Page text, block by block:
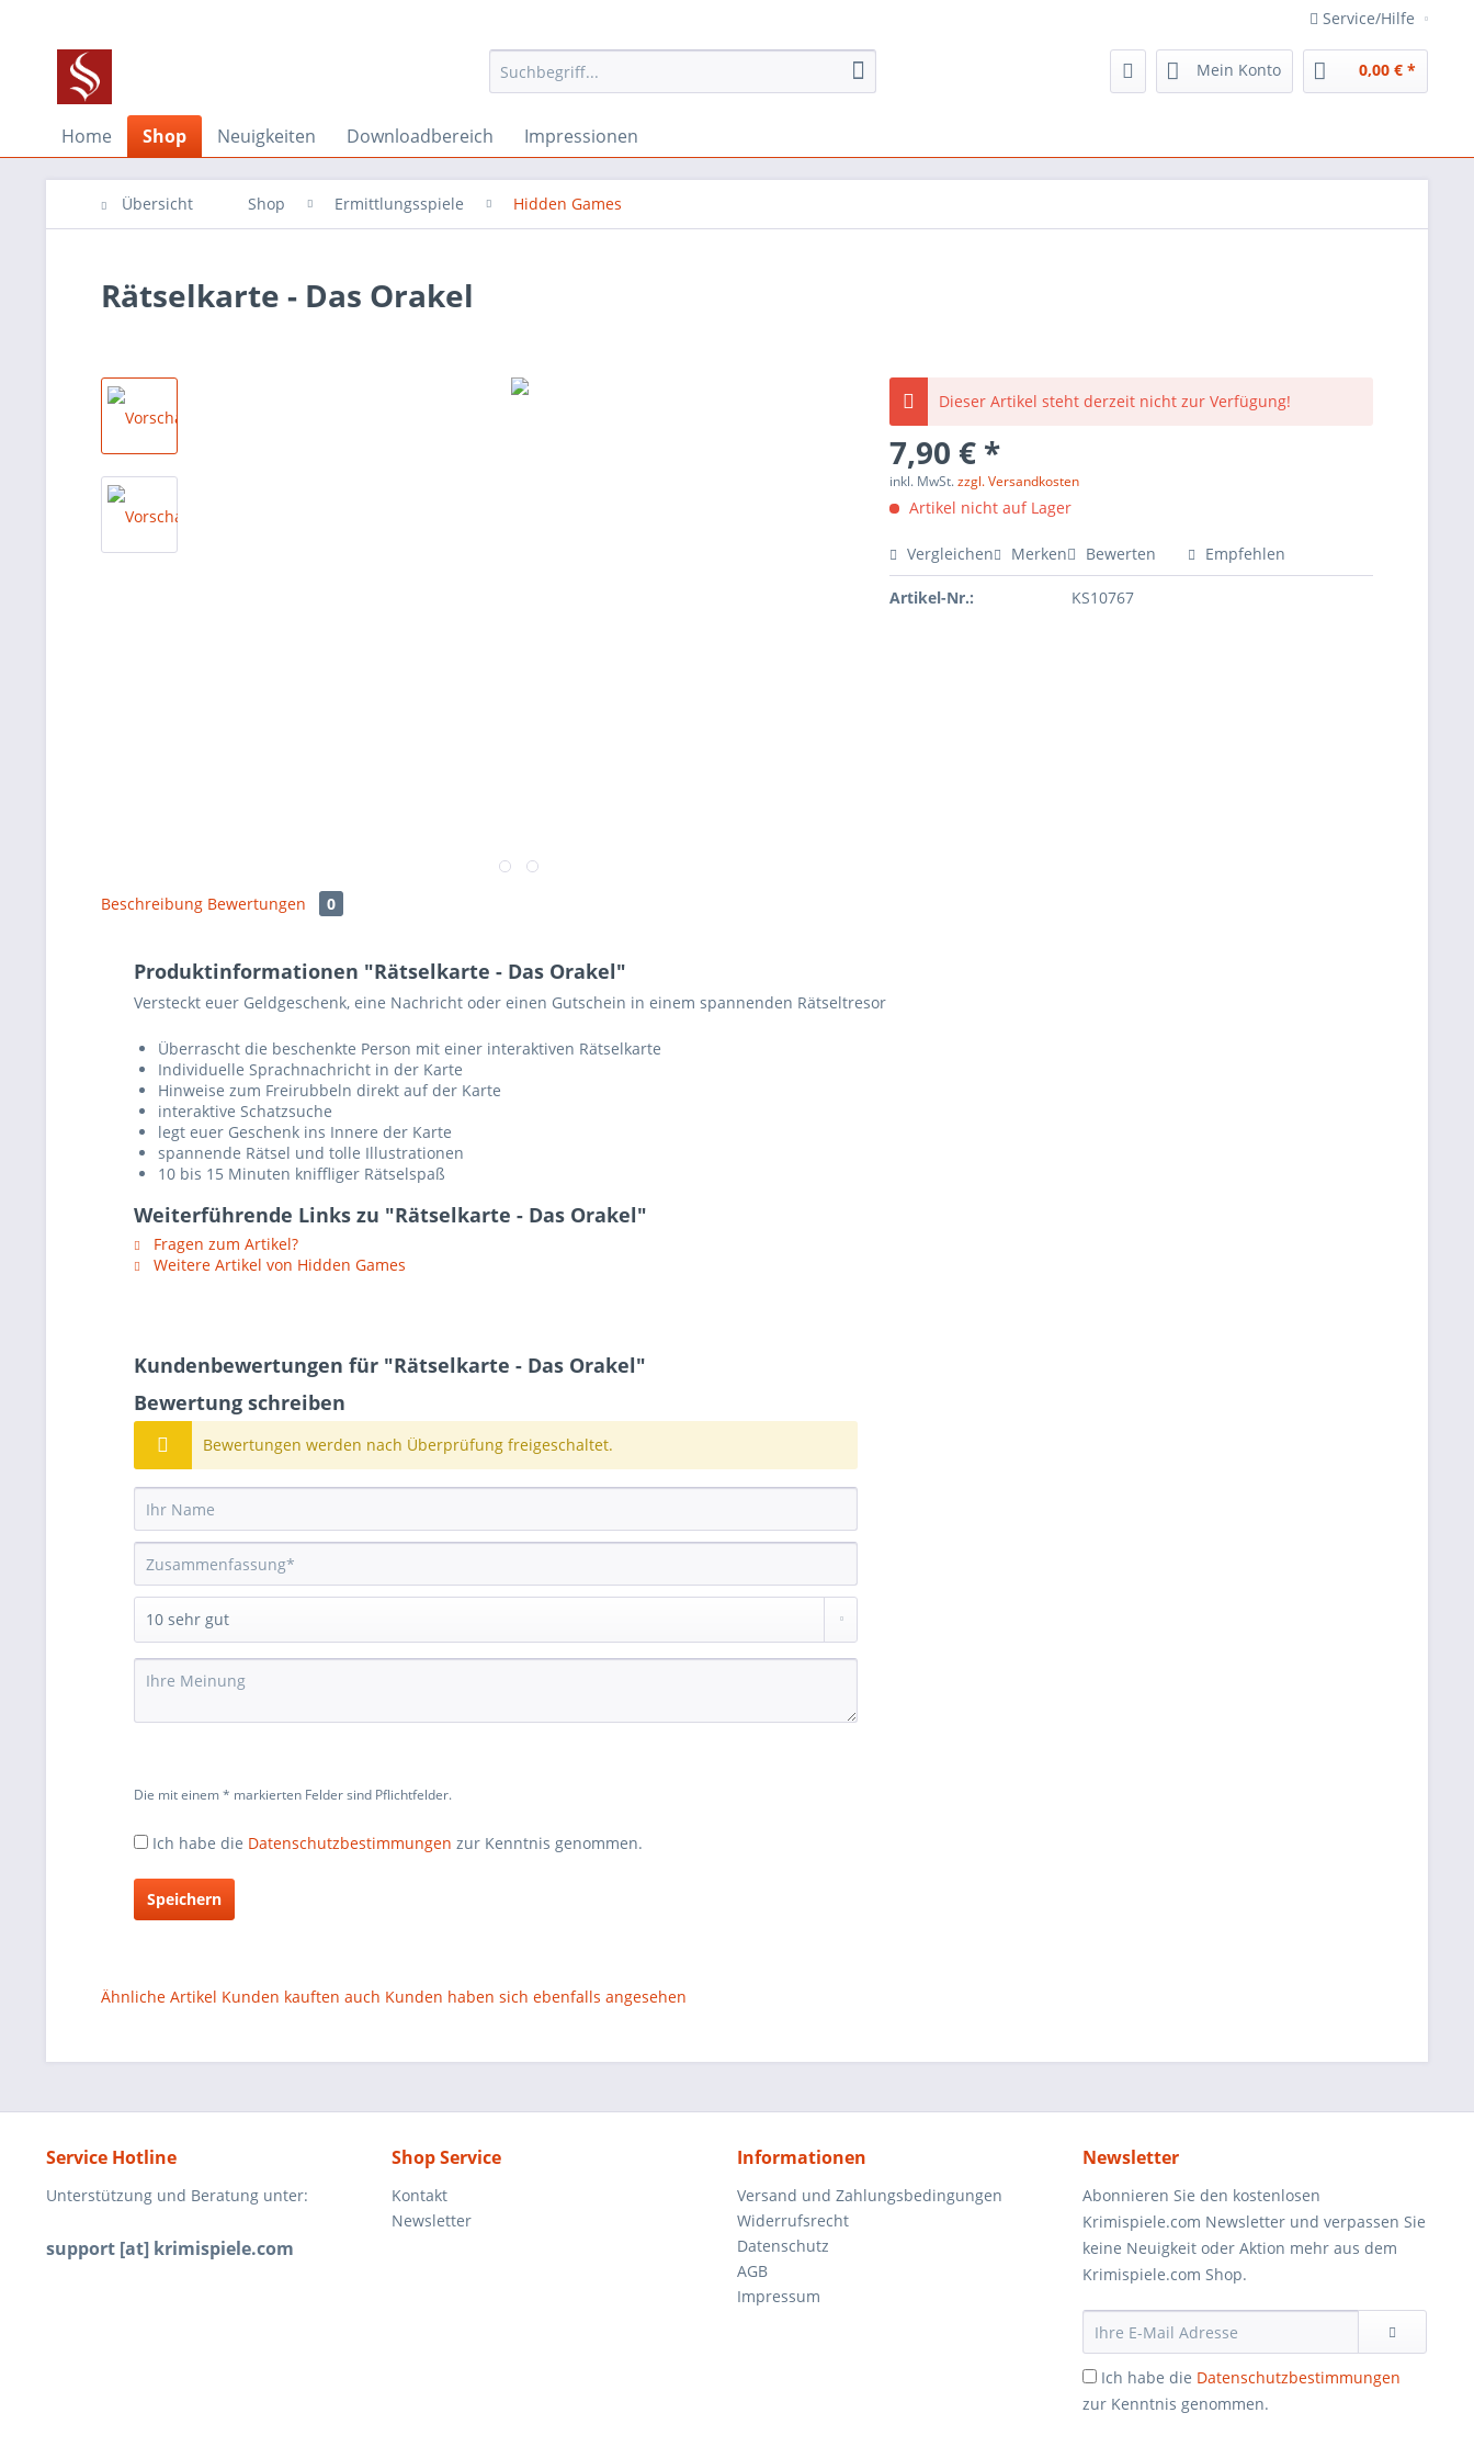
Service/Hilfe
Mein Konto 0,00 € *
Home Shop Neuigkeiten Downloadbereich Impressionen
Übersicht Shop Ermittlungsspiele Hidden Games
Rätselkarte - Das Orakel
Dieser Artikel steht derzeit nicht zur Verfügung!
7,90 € *
inkl. MwSt.zzgl. Versandkosten
Artikel nicht auf Lager
Vergleichen Merken Bewerten Empfehlen
Artikel-Nr.: KS10767
Beschreibung Bewertungen 0
Produktinformationen "Rätselkarte - Das Orakel"
Versteckt euer Geldgeschenk, eine Nachricht oder einen Gutschein in einem spannenden Rätseltresor
Überrascht die beschenkte Person mit einer interaktiven Rätselkarte
Individuelle Sprachnachricht in der Karte
Hinweise zum Freirubbeln direkt auf der Karte
interaktive Schatzsuche
legt euer Geschenk ins Innere der Karte
spannende Rätsel und tolle Illustrationen
10 bis 15 Minuten kniffliger Rätselspaß
Weiterführende Links zu "Rätselkarte - Das Orakel"
Fragen zum Artikel?
Weitere Artikel von Hidden Games
Kundenbewertungen für "Rätselkarte - Das Orakel"
Bewertung schreiben
Bewertungen werden nach Überprüfung freigeschaltet.
Die mit einem * markierten Felder sind Pflichtfelder.
Ich habe die Datenschutzbestimmungen zur Kenntnis genommen.
Speichern
Ähnliche Artikel Kunden kauften auch Kunden haben sich ebenfalls angesehen
Service Hotline
Unterstützung und Beratung unter:
support [at] krimispiele.com
Shop Service
Kontakt
Newsletter
Informationen
Versand und Zahlungsbedingungen
Widerrufsrecht
Datenschutz
AGB
Impressum
Newsletter
Abonnieren Sie den kostenlosen
Krimispiele.com Newsletter und verpassen Sie
keine Neuigkeit oder Aktion mehr aus dem
Krimispiele.com Shop.
Ich habe die Datenschutzbestimmungen
zur Kenntnis genommen.